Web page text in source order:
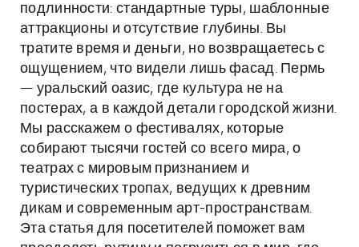
подлинности: стандартные туры, шаблонные
аттракционы и отсутствие глубины. Вы
тратите время и деньги, но возвращаетесь с
ощущением, что видели лишь фасад. Пермь
— уральский оазис, где культура не на
постерах, а в каждой детали городской жизни.
Мы расскажем о фестивалях, которые
собирают тысячи гостей со всего мира, о
театрах с мировым признанием и
туристических тропах, ведущих к древним
дикам и современным арт-пространствам.
Эта статья для посетителей поможет вам